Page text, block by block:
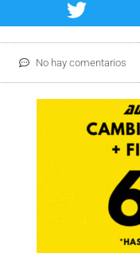
No hay comentarios